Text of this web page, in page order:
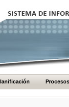
Procesos